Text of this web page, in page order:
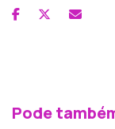
Pode